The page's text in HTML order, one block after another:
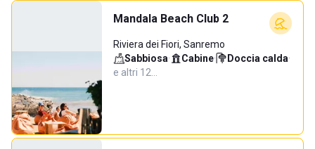
Mandala Beach Club 2
Riviera dei Fiori, Sanremo
Sabbiosa· Cabine· Doccia calda·
e altri 12…